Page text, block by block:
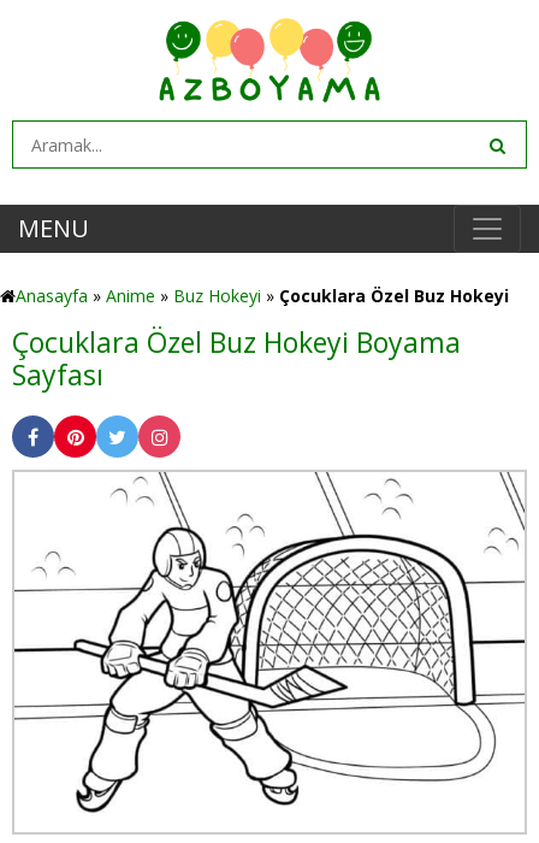
MENU
Anasayfa » Anime » Buz Hokeyi » Çocuklara Özel Buz Hokeyi
Çocuklara Özel Buz Hokeyi Boyama
Sayfası